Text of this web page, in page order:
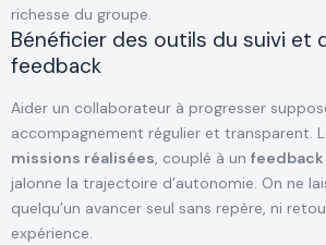
richesse du groupe.
Bénéficier des outils du suivi et
feedback
Aider un collaborateur à progresser
accompagnement régulier et transparent.
missions réalisées, couplé à un
jalonne la trajectoire d’autonomie. On ne
quelqu’un avancer seul sans repère, ni
expérience.